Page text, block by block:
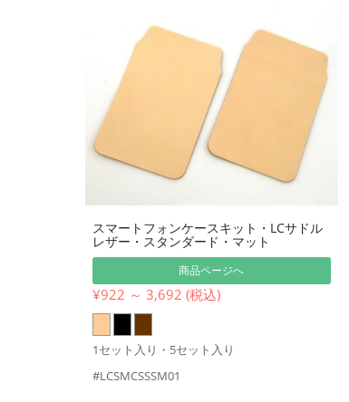
スマートフォンケースキット・LCサドル
レザー・スタンダード・マット
商品ページへ
¥922 ～ 3,692 (税込)
1セット入り・5セット入り
#LCSMCSSSM01